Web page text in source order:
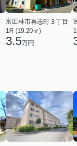
富田林市喜志町３丁目
1R (19.20㎡)
3.5万円